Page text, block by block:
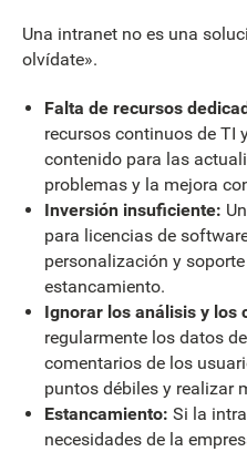
Una intranet no es una
olvídate».
Falta de recursos
recursos continuos de TI
contenido para las
problemas y la mejora
Inversión insuficiente:
para licencias de
personalización y
estancamiento.
Ignorar los análisis y los
regularmente los datos
comentarios de los
puntos débiles y realizar
Estancamiento: Si la
necesidades de la